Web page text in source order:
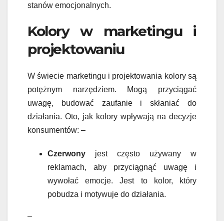
stanów emocjonalnych.
Kolory w marketingu i
projektowaniu
W świecie marketingu i projektowania kolory są
potężnym narzędziem. Mogą przyciągać
uwagę, budować zaufanie i skłaniać do
działania. Oto, jak kolory wpływają na decyzje
konsumentów: –
Czerwony jest często używany w
reklamach, aby przyciągnąć uwagę i
wywołać emocje. Jest to kolor, który
pobudza i motywuje do działania.
–